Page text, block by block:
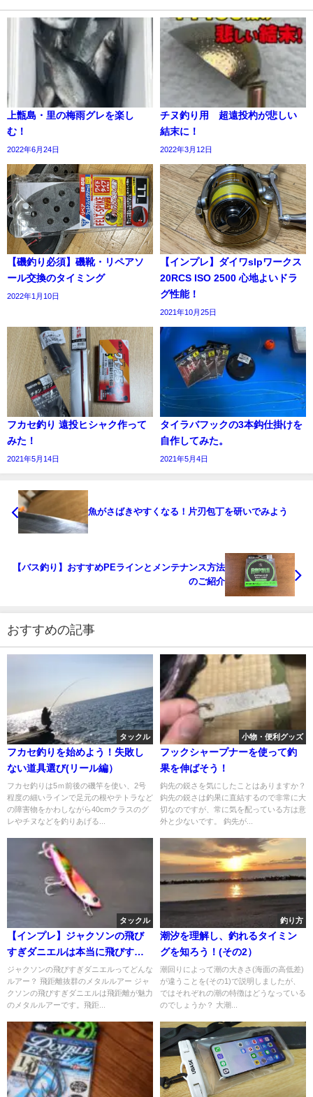
上甑島・里の梅雨グレを楽し
む！
2022年6月24日
チヌ釣り用 超遠投杓が悲しい
結末に！
2022年3月12日
【磯釣り必須】磯靴・リペアソ
ール交換のタイミング
2022年1月10日
【インプレ】ダイワslpワークス
20RCS ISO 2500 心地よいドラ
グ性能！
2021年10月25日
フカセ釣り 遠投ヒシャク作って
みた！
2021年5月14日
タイラバフックの3本鈎仕掛けを
自作してみた。
2021年5月4日
魚がさばきやすくなる！片刃包丁を研いでみよう
【バス釣り】おすすめPEラインとメンテナンス方法
のご紹介
おすすめの記事
タックル
フカセ釣りを始めよう！失敗し
ない道具選び(リール編）
フカセ釣りは5ｍ前後の磯竿を使い、2号
程度の細いラインで足元の根やテトラなど
の障害物をかわしながら40cmクラスのグ
レやチヌなどを釣りあげる...
小物・便利グッズ
フックシャープナーを使って釣
果を伸ばそう！
鈎先の鋭さを気にしたことはありますか？
鈎先の鋭さは釣果に直結するので非常に大
切なのですが、常に気を配っている方は意
外と少ないです。 鈎先が...
タックル
【インプレ】ジャクソンの飛び
すぎダニエルは本当に飛びすぎ
る！
ジャクソンの飛びすぎダニエルってどんな
ルアー？ 飛距離抜群のメタルルアー ジャ
クソンの飛びすぎダニエルは飛距離が魅力
のメタルルアーです。飛距...
釣り方
潮汐を理解し、釣れるタイミン
グを知ろう！(その2）
潮回りによって潮の大きさ(海面の高低差)
が違うことを(その1)で説明しましたが、
ではそれぞれの潮の特徴はどうなっている
のでしょうか？ 大潮...